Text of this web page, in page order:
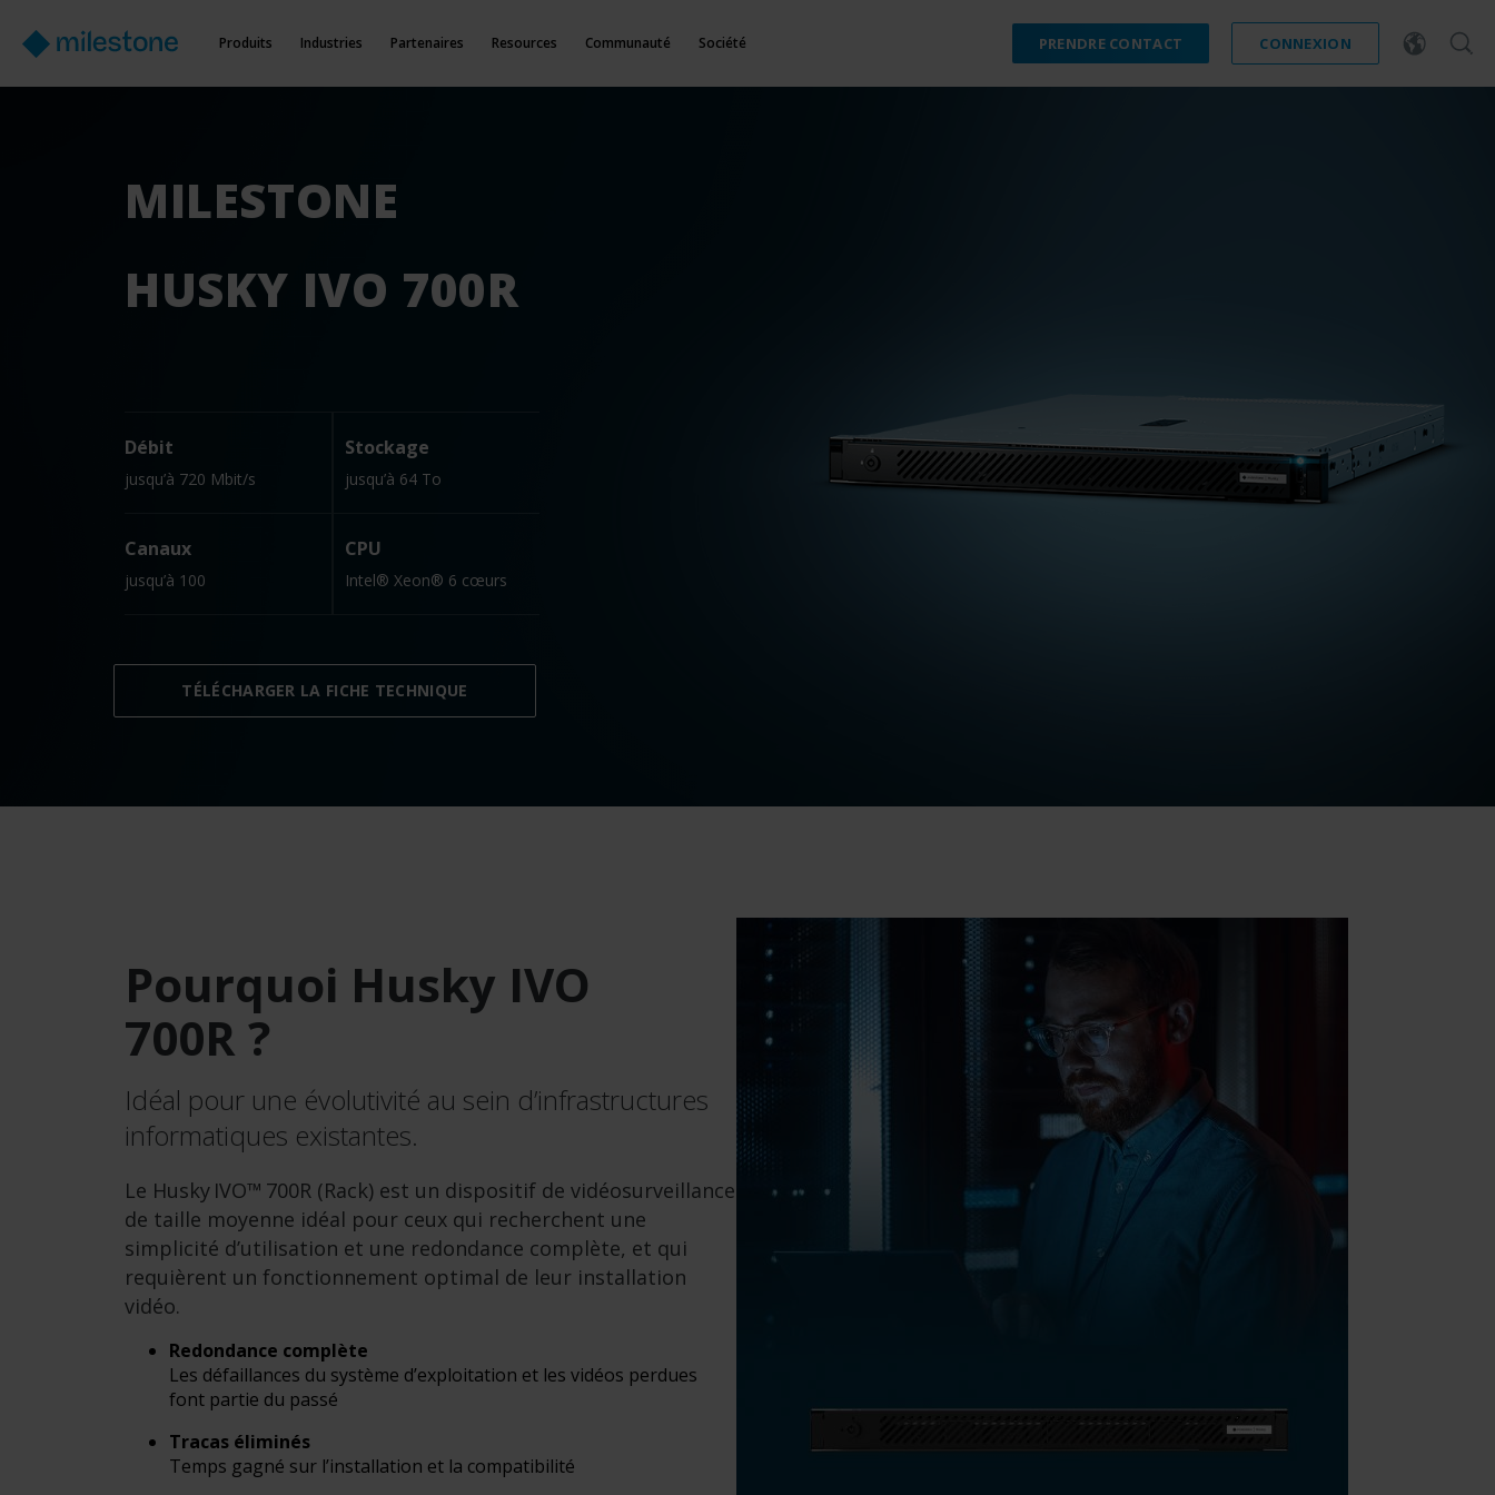
Produits Industries Partenaires Resources Communauté Société PRENDRE CONTACT CONNEXION
MILESTONE
HUSKY IVO 700R
Débit
jusqu’à 720 Mbit/s
Stockage
jusqu’à 64 To
Canaux
jusqu’à 100
CPU
Intel® Xeon® 6 cœurs
TÉLÉCHARGER LA FICHE TECHNIQUE
Pourquoi Husky IVO
700R ?
Idéal pour une évolutivité au sein d’infrastructures
informatiques existantes.
Le Husky IVO™ 700R (Rack) est un dispositif de vidéosurveillance
de taille moyenne idéal pour ceux qui recherchent une
simplicité d’utilisation et une redondance complète, et qui
requièrent un fonctionnement optimal de leur installation
vidéo.
Redondance complète
Les défaillances du système d’exploitation et les vidéos perdues
font partie du passé
Tracas éliminés
Temps gagné sur l’installation et la compatibilité